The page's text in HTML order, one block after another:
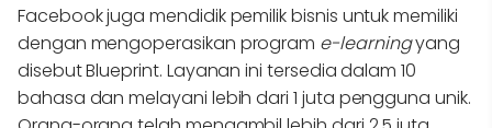
Facebook juga mendidik pemilik bisnis untuk memiliki
dengan mengoperasikan program e-learningyang
disebut Blueprint. Layanan ini tersedia dalam 10
bahasa dan melayani lebih dari 1 juta pengguna unik.